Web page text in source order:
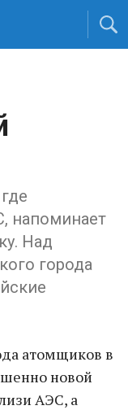
напоминает
Над
города
атомщиков в
новой
АЭС, а